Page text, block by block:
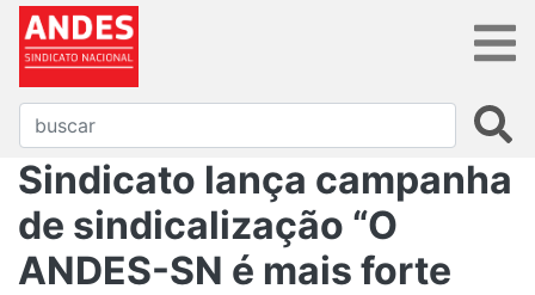
Sindicato lança campanha
de sindicalização “O
ANDES-SN é mais forte